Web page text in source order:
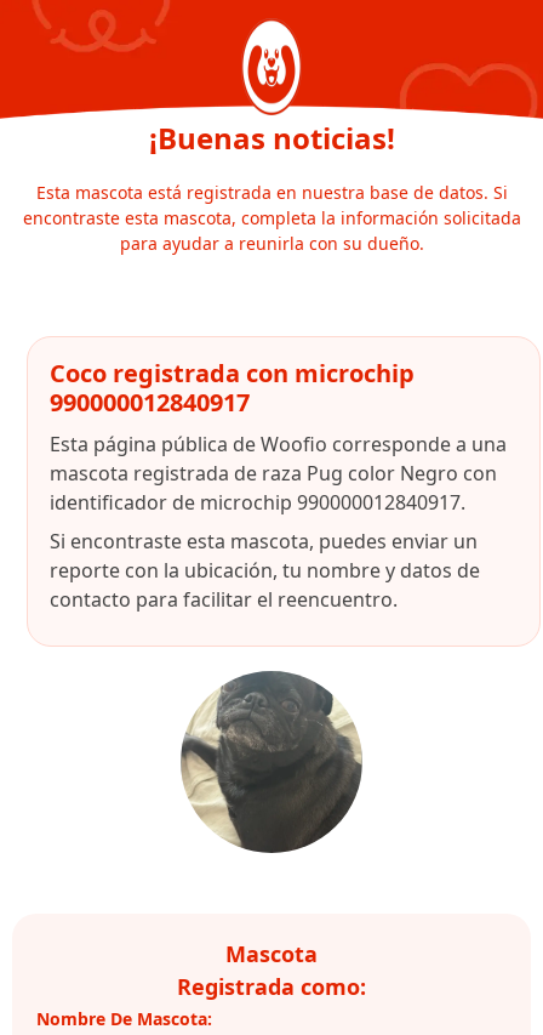
¡Buenas noticias!
Esta mascota está registrada en nuestra base de datos. Si
encontraste esta mascota, completa la información solicitada
para ayudar a reunirla con su dueño.
Coco registrada con microchip
990000012840917
Esta página pública de Woofio corresponde a una
mascota registrada de raza Pug color Negro con
identificador de microchip 990000012840917.
Si encontraste esta mascota, puedes enviar un
reporte con la ubicación, tu nombre y datos de
contacto para facilitar el reencuentro.
Mascota
Registrada como:
Nombre De Mascota: